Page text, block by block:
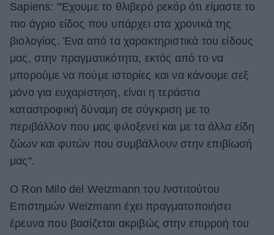
Sapiens: "Έχουμε το θλιβερό ρεκόρ ότι είμαστε το
πιο άγριο είδος που υπάρχει στα χρονικά της
βιολογίας. Ένα από τα χαρακτηριστικά του είδους
μας, στην πραγματικότητα, εκτός από το να
μπορούμε να πούμε ιστορίες και να κάνουμε σεξ
μόνο για ευχαρίστηση, είναι η τεράστια
καταστροφική δύναμη σε σύγκριση με το
περιβάλλον που μας φιλοξενεί και με τα άλλα είδη
ζώων και φυτών που συμβάλλουν στην επιβίωσή
μας".
Ο Ron Milo del Weizmann του Ινστιτούτου
Επιστημών Weizmann έχει πραγματοποιήσει
έρευνα που βασίζεται ακριβώς στην επιρροή του